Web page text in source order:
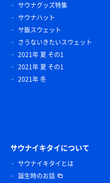
サウナグッズ特集
サウナハット
サ飯スウェット
さうないきたいスウェット
2021年 夏 その1
2021年 夏 その1
2021年 冬
サウナイキタイについて
サウナイキタイとは
誕生時のお話